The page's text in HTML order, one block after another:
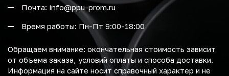
Почта: info@ppu-prom.ru
Время работы: Пн-Пт 9:00-18:00
Обращаем внимание: окончательная стоимость зависит
от объема заказа, условий оплаты и способа доставки.
Информация на сайте носит справочный характер и не